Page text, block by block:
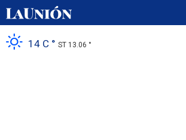
14 C ° ST 13.06 °